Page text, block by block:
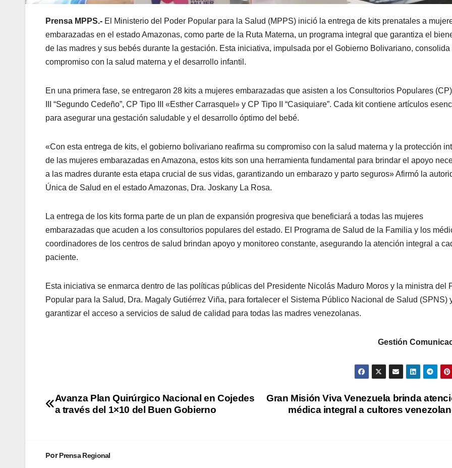
Prensa MPPS.- El Ministerio del Poder Popular para la Salud (MPPS) inició la entrega de kits prenatales a
embarazadas en el estado Amazonas, como parte de la Ruta Materna, un programa integral que garantiza el
de las madres y sus bebés durante la gestación. Esta iniciativa, impulsada por el Gobierno Bolivariano, consolida
compromiso con la salud materna y el desarrollo infantil.
En una primera fase, se entregaron 28 kits a mujeres embarazadas que asisten a los Consultorios Populares
III “Segundo Cedeño”, CP Tipo III «Esther Carrasquel» y CP Tipo II “Casiquiare”. Cada kit contiene artículos
para asegurar una gestación saludable y el desarrollo óptimo del bebé.
«Con esta entrega de kits, el gobierno bolivariano reafirma su compromiso con la salud materna y la protección
de las mujeres embarazadas en Amazona, estos kits son una herramienta fundamental para brindar el apoyo
a las madres durante esta etapa crucial de sus vidas, garantizando un embarazo y parto seguros» Afirmó la
Única de Salud en el estado Amazonas, Dra. Joskany La Rosa.
La entrega de los kits forma parte de un plan de expansión progresiva que beneficiará a todas las mujeres
embarazadas que acuden a los consultorios populares del estado. El Programa de Salud de la Familia y los
coordinadores de los centros de salud brindan apoyo y monitoreo constante, asegurando la atención integral a
paciente.
Esta iniciativa se enmarca dentro de las políticas públicas del Presidente Nicolás Maduro Moros y la ministra del
Popular para la Salud, Dra. Magaly Gutiérrez Viña, para fortalecer el Sistema Público Nacional de Salud (SPNS)
garantizar el acceso a servicios de salud de calidad para todas las madres venezolanas.
Gestión
Gran Misión Viva Venezuela brinda
médica integral a cultores
Avanza Plan Quirúrgico Nacional en Cojedes
a través del 1×10 del Buen Gobierno
PorPrensa Regional